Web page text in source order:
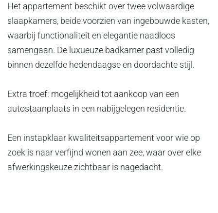
Het appartement beschikt over twee volwaardige
slaapkamers, beide voorzien van ingebouwde kasten,
waarbij functionaliteit en elegantie naadloos
samengaan. De luxueuze badkamer past volledig
binnen dezelfde hedendaagse en doordachte stijl.
Extra troef: mogelijkheid tot aankoop van een
autostaanplaats in een nabijgelegen residentie.
Een instapklaar kwaliteitsappartement voor wie op
zoek is naar verfijnd wonen aan zee, waar over elke
afwerkingskeuze zichtbaar is nagedacht.